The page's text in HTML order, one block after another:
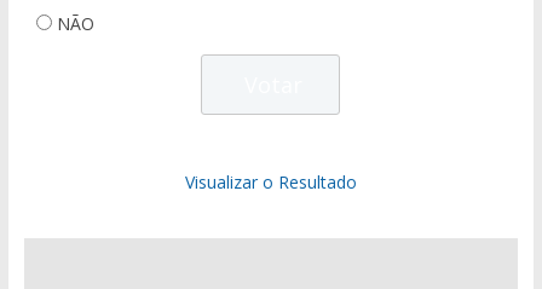
NÃO
Visualizar o Resultado